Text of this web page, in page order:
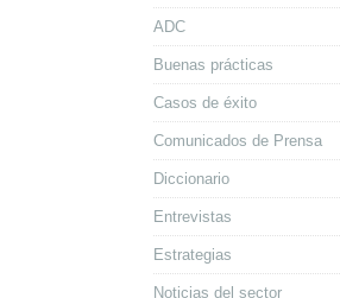
ADC
Buenas prácticas
Casos de éxito
Comunicados de Prensa
Diccionario
Entrevistas
Estrategias
Noticias del sector